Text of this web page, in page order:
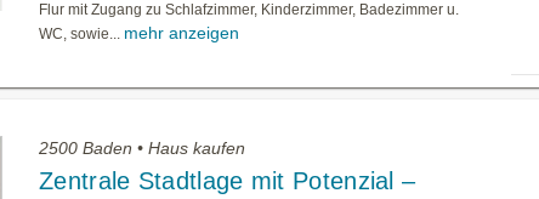
Flur mit Zugang zu Schlafzimmer, Kinderzimmer, Badezimmer u.
WC, sowie... mehr anzeigen
2500 Baden • Haus kaufen
Zentrale Stadtlage mit Potenzial –